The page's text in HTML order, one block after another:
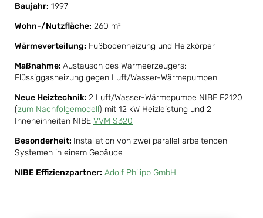
Baujahr: 1997
Wohn-/Nutzfläche: 260 m²
Wärmeverteilung: Fußbodenheizung und Heizkörper
Maßnahme: Austausch des Wärmeerzeugers:
Flüssiggasheizung gegen Luft/Wasser-Wärmepumpen
Neue Heiztechnik: 2 Luft/Wasser-Wärmepumpe NIBE F2120
(zum Nachfolgemodell) mit 12 kW Heizleistung und 2
Inneneinheiten NIBE VVM S320
Besonderheit: Installation von zwei parallel arbeitenden
Systemen in einem Gebäude
NIBE Effizienzpartner: Adolf Philipp GmbH